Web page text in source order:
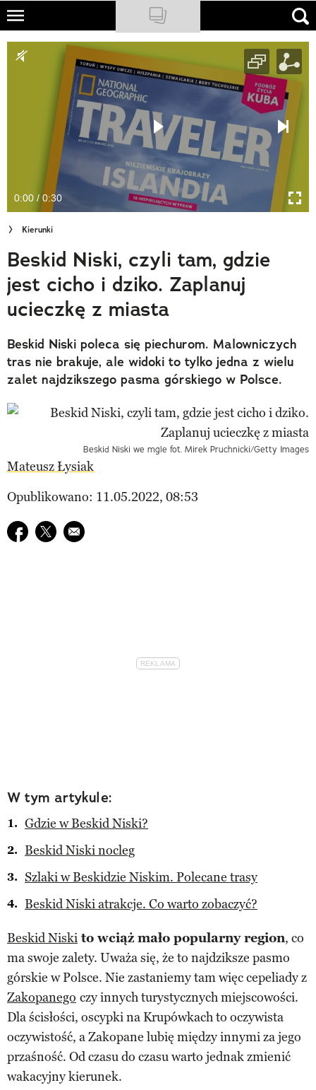
Skip
main
NATIONAL GEOGRAPHIC
TRAVELER
PODCASTY
Newsletter
Cuda Polski
Wielki Konkurs Fotograficzny
Trendbook Podróżniczy
Polecane
0:00 / 0:30
Kierunki
Beskid Niski, czyli tam, gdzie
jest cicho i dziko. Zaplanuj
ucieczkę z miasta
Beskid Niski poleca się piechurom. Malowniczych
tras nie brakuje, ale widoki to tylko jedna z wielu
zalet najdzikszego pasma górskiego w Polsce.
Beskid Niski we mgle fot. Mirek Pruchnicki/Getty Images
Mateusz Łysiak
Opublikowano: 11.05.2022, 08:53
Udostępnij na facebook
Udostępnij na twitter
E-mail do przyjaciela
W tym artykule:
Gdzie w Beskid Niski?
Beskid Niski nocleg
Szlaki w Beskidzie Niskim. Polecane trasy
Beskid Niski atrakcje. Co warto zobaczyć?
Beskid Niski to wciąż mało popularny region, co
ma swoje zalety. Uważa się, że to najdziksze pasmo
górskie w Polsce. Nie zastaniemy tam więc cepeliady z
Zakopanego czy innych turystycznych miejscowości.
Dla ścisłości, oscypki na Krupówkach to oczywista
oczywistość, a Zakopane lubię między innymi za jego
przaśność. Od czasu do czasu warto jednak zmienić
wakacyjny kierunek.